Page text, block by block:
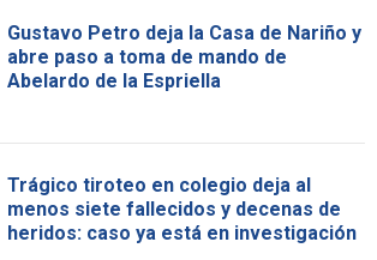
Gustavo Petro deja la Casa de Nariño y
abre paso a toma de mando de
Abelardo de la Espriella
Trágico tiroteo en colegio deja al
menos siete fallecidos y decenas de
heridos: caso ya está en investigación